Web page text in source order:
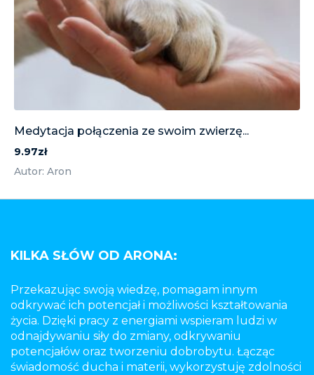
Medytacja połączenia ze swoim zwierzę...
9.97zł
Autor: Aron
KILKA SŁÓW OD ARONA:
Przekazując swoją wiedzę, pomagam innym
odkrywać ich potencjał i możliwości kształtowania
życia. Dzięki pracy z energiami wspieram ludzi w
odnajdywaniu siły do zmiany, odkrywaniu
potencjałów oraz tworzeniu dobrobytu. Łącząc
świadomość ducha i materii, wykorzystuję zdolności